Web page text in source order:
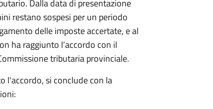
Dalla data di presentazione
restano sospesi per un periodo
delle imposte accertate, e al
ha raggiunto l’accordo con il
tributaria provinciale.
l'accordo, si conclude con la